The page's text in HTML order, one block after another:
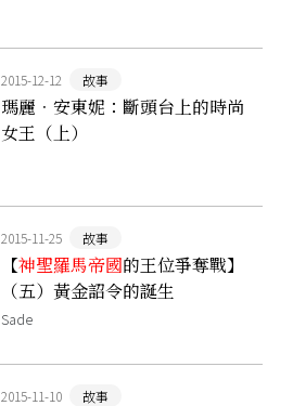
2015-12-12 故事
瑪麗．安東妮：斷頭台上的時尚
女王（上）
2015-11-25 故事
【神聖羅馬帝國的王位爭奪戰】
（五）黃金詔令的誕生
Sade
2015-11-10 故事